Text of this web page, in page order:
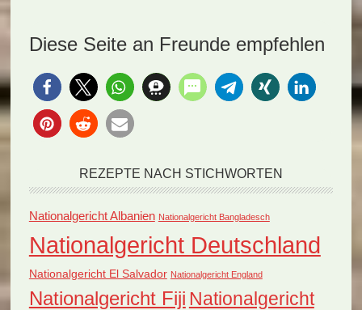
Diese Seite an Freunde empfehlen
REZEPTE NACH STICHWORTEN
Nationalgericht Albanien Nationalgericht Bangladesch
Nationalgericht Deutschland
Nationalgericht El Salvador Nationalgericht England
Nationalgericht Fiji Nationalgericht